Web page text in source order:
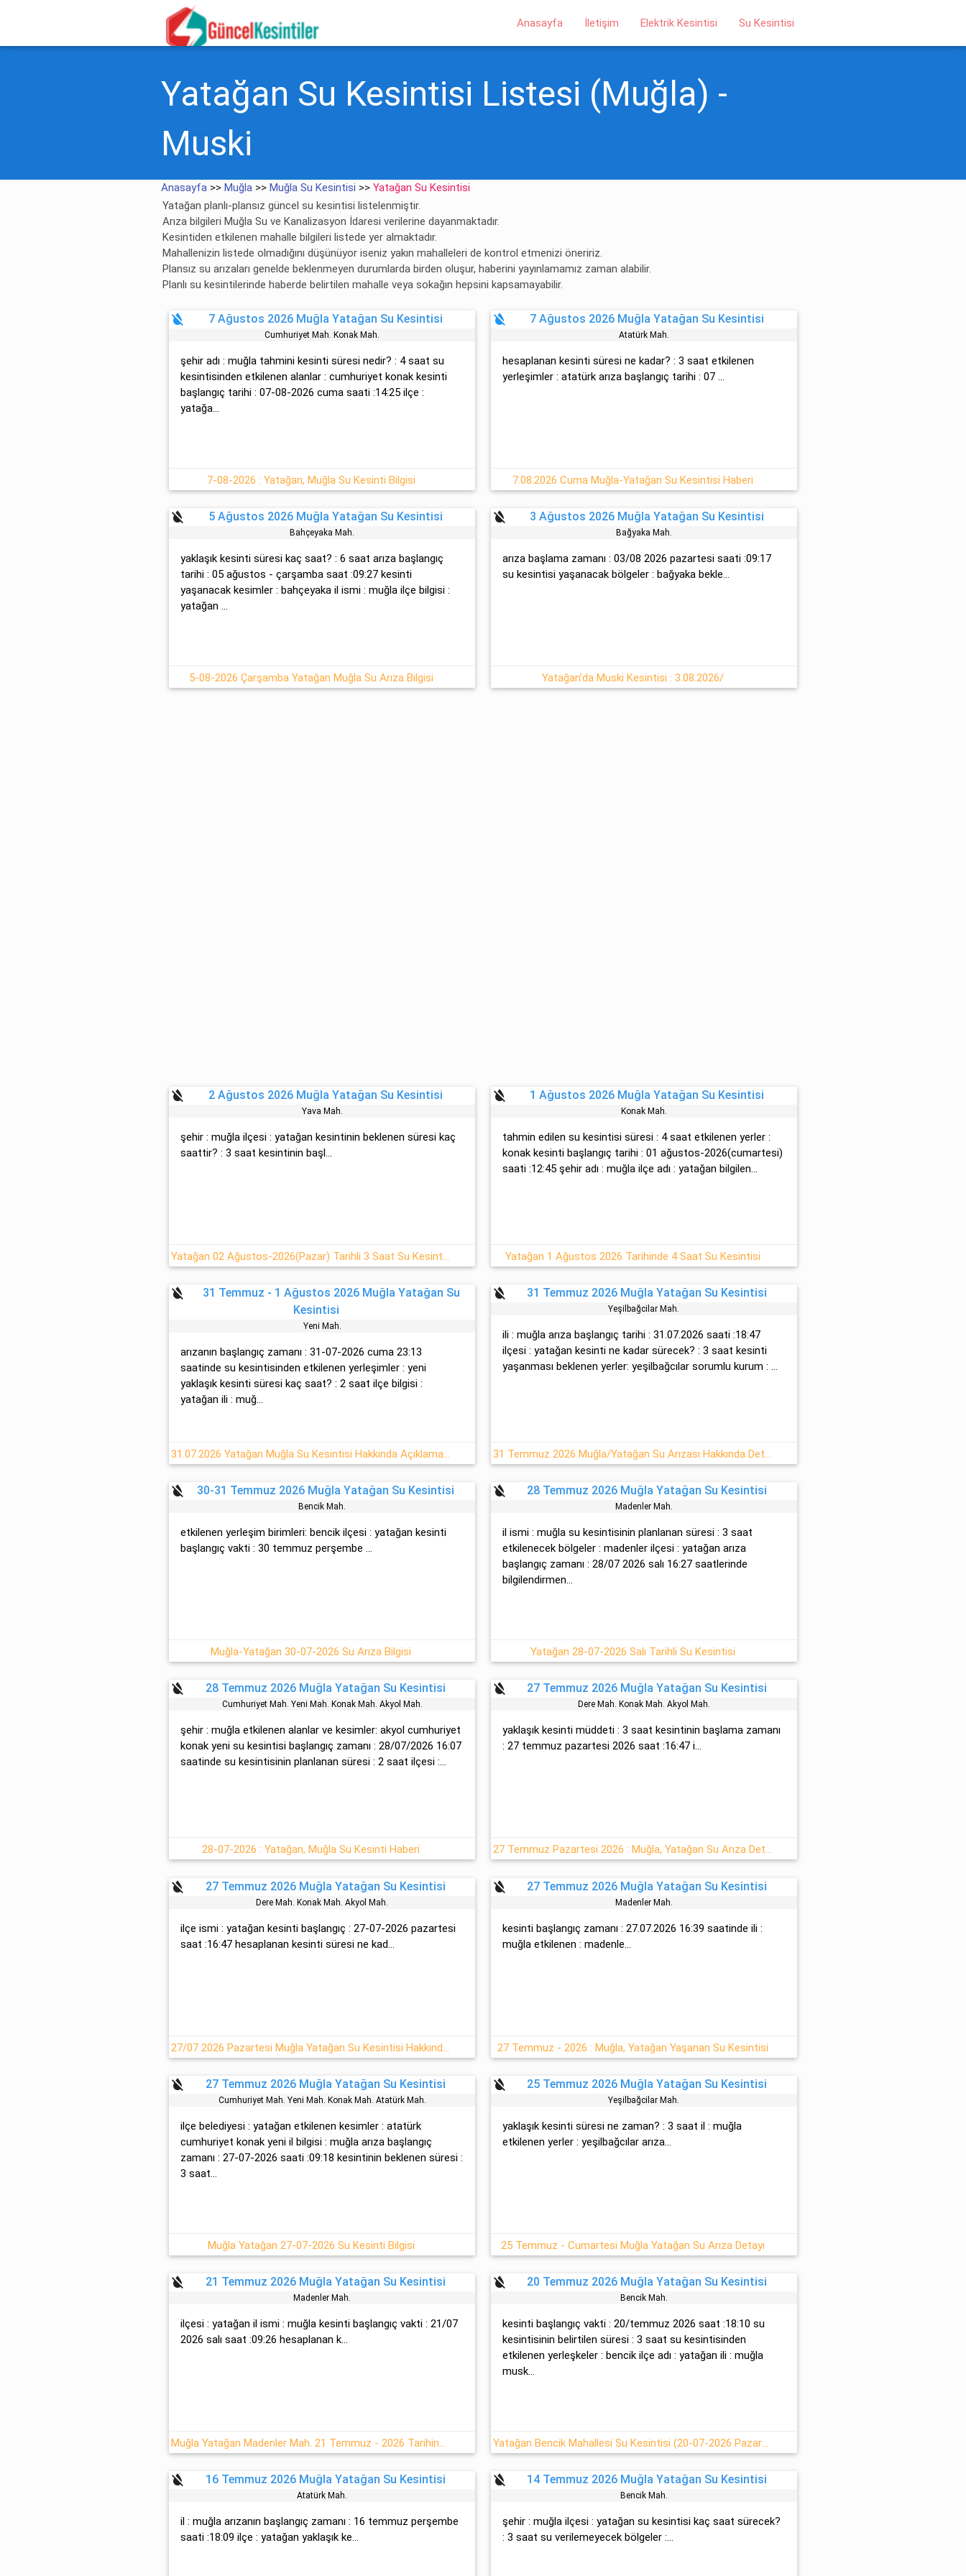
Anasayfa İletişim Elektrik Kesintisi Su Kesintisi
Yatağan Su Kesintisi Listesi (Muğla) -
Muski
Anasayfa >>Muğla >>Muğla Su Kesintisi >>Yatağan Su Kesintisi
Yatağan planlı-plansız güncel su kesintisi listelenmiştir.
Arıza bilgileri Muğla Su ve Kanalizasyon İdaresi verilerine dayanmaktadır.
Kesintiden etkilenen mahalle bilgileri listede yer almaktadır.
Mahallenizin listede olmadığını düşünüyor iseniz yakın mahalleleri de kontrol etmenizi öneririz.
Plansız su arızaları genelde beklenmeyen durumlarda birden oluşur, haberini yayınlamamız zaman alabilir.
Planlı su kesintilerinde haberde belirtilen mahalle veya sokağın hepsini kapsamayabilir.
format_color_reset 7 Ağustos 2026 Muğla Yatağan Su Kesintisi
Cumhuri̇yet Mah. Konak Mah.
şehir adı : muğla tahmini kesinti süresi nedir? : 4 saat su
kesintisinden etkilenen alanlar : cumhuri̇yet konak kesinti
başlangıç tarihi : 07-08-2026 cuma saati :14:25 ilçe :
yatağa...
7-08-2026 : Yatağan, Muğla Su Kesinti Bilgisi
format_color_reset 7 Ağustos 2026 Muğla Yatağan Su Kesintisi
Atatürk Mah.
hesaplanan kesinti süresi ne kadar? : 3 saat etkilenen
yerleşimler : atatürk arıza başlangıç tarihi : 07 ...
7.08.2026 Cuma Muğla-Yatağan Su Kesintisi Haberi
format_color_reset 5 Ağustos 2026 Muğla Yatağan Su Kesintisi
Bahçeyaka Mah.
yaklaşık kesinti süresi kaç saat? : 6 saat arıza başlangıç
tarihi : 05 ağustos - çarşamba saat :09:27 kesinti
yaşanacak kesimler : bahçeyaka il ismi : muğla ilçe bilgisi :
yatağan ...
5-08-2026 Çarşamba Yatağan Muğla Su Arıza Bilgisi
format_color_reset 3 Ağustos 2026 Muğla Yatağan Su Kesintisi
Bağyaka Mah.
arıza başlama zamanı : 03/08 2026 pazartesi saati :09:17
su kesintisi yaşanacak bölgeler : bağyaka bekle...
Yatağan'da Muski Kesintisi : 3.08.2026/
format_color_reset 2 Ağustos 2026 Muğla Yatağan Su Kesintisi
Yava Mah.
şehir : muğla ilçesi : yatağan kesintinin beklenen süresi kaç
saattir? : 3 saat kesintinin başl...
Yatağan 02 Ağustos-2026(Pazar) Tarihli 3 Saat Su Kesintisi
format_color_reset 1 Ağustos 2026 Muğla Yatağan Su Kesintisi
Konak Mah.
tahmin edilen su kesintisi süresi : 4 saat etkilenen yerler :
konak kesinti başlangıç tarihi : 01 ağustos-2026(cumartesi)
saati :12:45 şehir adı : muğla ilçe adı : yatağan bilgilen...
Yatağan 1 Ağustos 2026 Tarihinde 4 Saat Su Kesintisi
format_color_reset
31 Temmuz - 1 Ağustos 2026 Muğla Yatağan Su
Kesintisi
Yeni̇ Mah.
arızanın başlangıç zamanı : 31-07-2026 cuma 23:13
saatinde su kesintisinden etkilenen yerleşimler : yeni̇
yaklaşık kesinti süresi kaç saat? : 2 saat ilçe bilgisi :
yatağan ili : muğ...
31.07.2026 Yatağan Muğla Su Kesintisi Hakkında Açıklamalar
format_color_reset 31 Temmuz 2026 Muğla Yatağan Su Kesintisi
Yeşi̇lbağcilar Mah.
ili : muğla arıza başlangıç tarihi : 31.07.2026 saati :18:47
ilçesi : yatağan kesinti ne kadar sürecek? : 3 saat kesinti
yaşanması beklenen yerler: yeşi̇lbağcılar sorumlu kurum : ...
31 Temmuz 2026 Muğla/Yatağan Su Arızası Hakkında Detaylar
format_color_reset 30-31 Temmuz 2026 Muğla Yatağan Su Kesintisi
Benci̇k Mah.
etkilenen yerleşim birimleri: benci̇k ilçesi : yatağan kesinti
başlangıç vakti : 30 temmuz perşembe ...
Muğla-Yatağan 30-07-2026 Su Arıza Bilgisi
format_color_reset 28 Temmuz 2026 Muğla Yatağan Su Kesintisi
Madenler Mah.
il ismi : muğla su kesintisinin planlanan süresi : 3 saat
etkilenecek bölgeler : madenler ilçesi : yatağan arıza
başlangıç zamanı : 28/07 2026 salı 16:27 saatlerinde
bilgilendirmen...
Yatağan 28-07-2026 Salı Tarihli Su Kesintisi
format_color_reset 28 Temmuz 2026 Muğla Yatağan Su Kesintisi
Cumhuri̇yet Mah. Yeni̇ Mah. Konak Mah. Akyol Mah.
şehir : muğla etkilenen alanlar ve kesimler: akyol cumhuri̇yet
konak yeni̇ su kesintisi başlangıç zamanı : 28/07/2026 16:07
saatinde su kesintisinin planlanan süresi : 2 saat ilçesi :...
28-07-2026 : Yatağan, Muğla Su Kesinti Haberi
format_color_reset 27 Temmuz 2026 Muğla Yatağan Su Kesintisi
Dere Mah. Konak Mah. Akyol Mah.
yaklaşık kesinti müddeti : 3 saat kesintinin başlama zamanı
: 27 temmuz pazartesi 2026 saat :16:47 i...
27 Temmuz Pazartesi 2026 : Muğla, Yatağan Su Arıza Detayı
format_color_reset 27 Temmuz 2026 Muğla Yatağan Su Kesintisi
Dere Mah. Konak Mah. Akyol Mah.
ilçe ismi : yatağan kesinti başlangıç : 27-07-2026 pazartesi
saat :16:47 hesaplanan kesinti süresi ne kad...
27/07 2026 Pazartesi Muğla Yatağan Su Kesintisi Hakkında Detaylar
format_color_reset 27 Temmuz 2026 Muğla Yatağan Su Kesintisi
Madenler Mah.
kesinti başlangıç zamanı : 27.07.2026 16:39 saatinde ili :
muğla etkilenen : madenle...
27 Temmuz - 2026 : Muğla, Yatağan Yaşanan Su Kesintisi
format_color_reset 27 Temmuz 2026 Muğla Yatağan Su Kesintisi
Cumhuri̇yet Mah. Yeni̇ Mah. Konak Mah. Atatürk Mah.
ilçe belediyesi : yatağan etkilenen kesimler : atatürk
cumhuri̇yet konak yeni̇ il bilgisi : muğla arıza başlangıç
zamanı : 27-07-2026 saati :09:18 kesintinin beklenen süresi :
3 saat...
Muğla Yatağan 27-07-2026 Su Kesinti Bilgisi
format_color_reset 25 Temmuz 2026 Muğla Yatağan Su Kesintisi
Yeşi̇lbağcilar Mah.
yaklaşık kesinti süresi ne zaman? : 3 saat il : muğla
etkilenen yerler : yeşi̇lbağcılar arıza...
25 Temmuz - Cumartesi Muğla Yatağan Su Arıza Detayı
format_color_reset 21 Temmuz 2026 Muğla Yatağan Su Kesintisi
Madenler Mah.
ilçesi : yatağan il ismi : muğla kesinti başlangıç vakti : 21/07
2026 salı saat :09:26 hesaplanan k...
Muğla Yatağan Madenler Mah. 21 Temmuz - 2026 Tarihinde Su Kesintisi
format_color_reset 20 Temmuz 2026 Muğla Yatağan Su Kesintisi
Benci̇k Mah.
kesinti başlangıç vakti : 20/temmuz 2026 saat :18:10 su
kesintisinin belirtilen süresi : 3 saat su kesintisinden
etkilenen yerleşkeler : benci̇k ilçe adı : yatağan ili : muğla
musk...
Yatağan Bencik Mahallesi Su Kesintisi (20-07-2026 Pazartesi)
format_color_reset 16 Temmuz 2026 Muğla Yatağan Su Kesintisi
Atatürk Mah.
il : muğla arızanın başlangıç zamanı : 16 temmuz perşembe
saati :18:09 ilçe : yatağan yaklaşık ke...
format_color_reset 14 Temmuz 2026 Muğla Yatağan Su Kesintisi
Benci̇k Mah.
şehir : muğla ilçesi : yatağan su kesintisi kaç saat sürecek?
: 3 saat su verilemeyecek bölgeler :...